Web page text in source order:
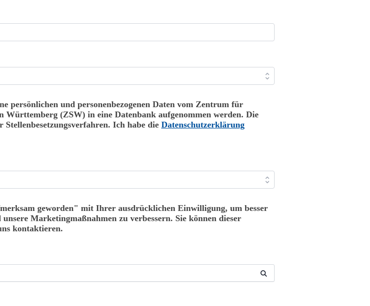
persönlichen und personenbezogenen Daten vom Zentrum für
Württemberg (ZSW) in eine Datenbank aufgenommen werden. Die
Ich habe die Datenschutzerklärung
geworden" mit Ihrer ausdrücklichen Einwilligung, um besser
Marketingmaßnahmen zu verbessern. Sie können dieser
kontaktieren.